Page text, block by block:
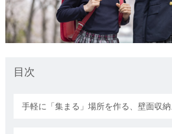
目次
手軽に「集まる」場所を作る、壁面収